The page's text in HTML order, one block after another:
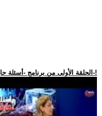
.. الحلقة الأولى من برنامج -أسئلة حارقة-!